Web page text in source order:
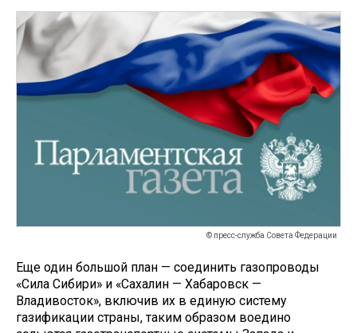
© пресс-служба Совета Федерации
Еще один большой план — соединить газопроводы
«Сила Сибири» и «Сахалин — Хабаровск —
Владивосток», включив их в единую систему
газификации страны, таким образом воедино